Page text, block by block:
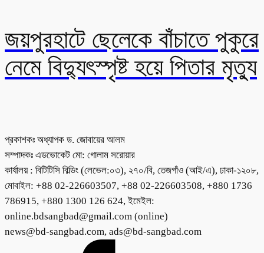
জয়পুরহাটে ছেলেকে বাঁচাতে পুকুরে
নেমে বিদ্যুৎস্পৃষ্ট হয়ে পিতার মৃত্যু
প্রকাশকঃ অধ্যাপক ড. জোবায়ের আলম
সম্পাদকঃ এডভোকেট মো: গোলাম সরোয়ার
কার্যালয় : বিটিটিসি বিল্ডিং (লেভেল:০৩), ২৭০/বি, তেজগাঁও (আই/এ), ঢাকা-১২০৮,
মোবাইল: +88 02-226603507, +88 02-226603508, +880 1736
786915, +880 1300 126 624, ইমেইল:
online.bdsangbad@gmail.com (online)
news@bd-sangbad.com, ads@bd-sangbad.com